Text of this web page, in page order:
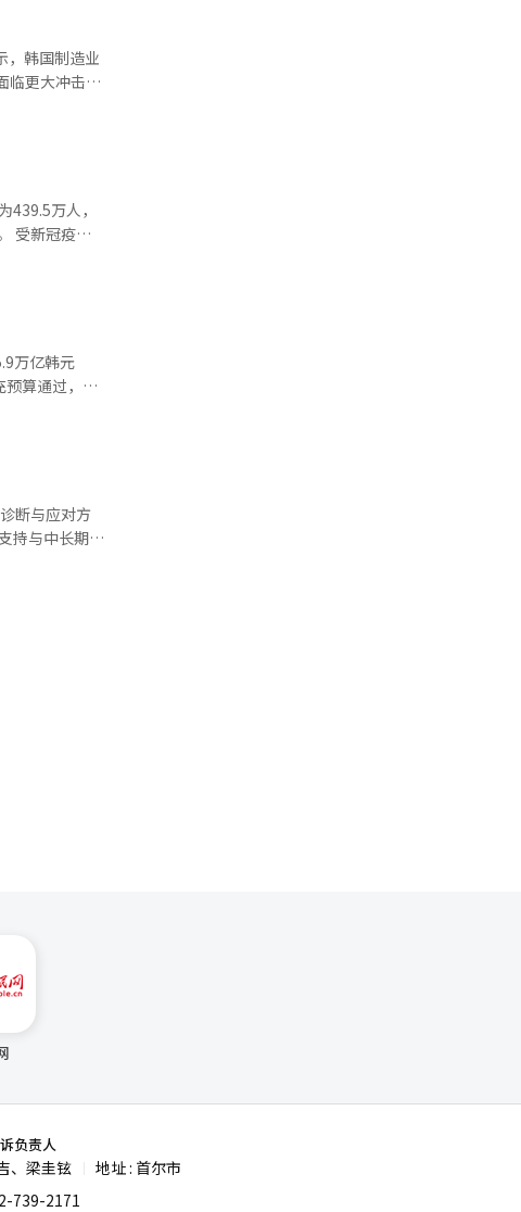
一步强化韩美
可再生能源
不再受威
，必须恢复
，将回应国
步降息空间。
近期经济增
（第147
度不仅将直
第314位，
大旅游城
，韩国制造业
临更大冲击。
比例远高于
1.1个百分
大利亚
业所受冲击
强调，为了
万人，
个月，该
后指标，
较低，新增
进入制造业
以半导体与
少0.8%，主
下调至
万亿韩元
预算通过，上
的是，月度
中央
元）和去年
内生产总值
调至0.8%，
断与应对方
持与中长期转
2008年历史
负责人
、梁圭铉
地址 : 首尔市
739-2171